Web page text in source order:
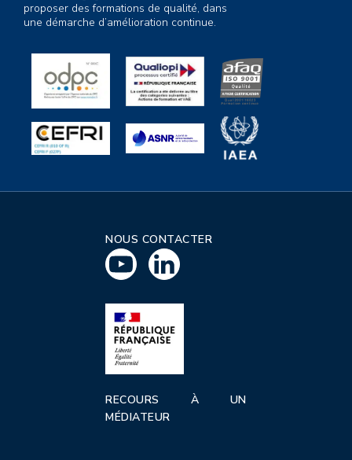
proposer des formations de qualité, dans
une démarche d’amélioration continue.
NOUS CONTACTER
RECOURS À UN
MÉDIATEUR